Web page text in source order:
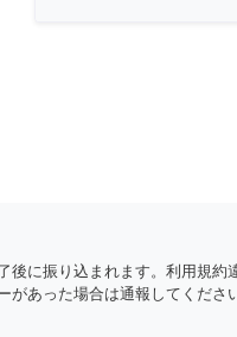
後に振り込まれます。利用規約
あった場合は通報してくださ